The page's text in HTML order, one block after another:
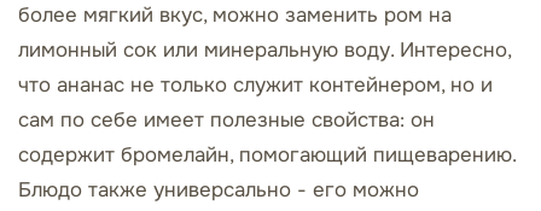
более мягкий вкус, можно заменить ром на
лимонный сок или минеральную воду. Интересно,
что ананас не только служит контейнером, но и
сам по себе имеет полезные свойства: он
содержит бромелайн, помогающий пищеварению.
Блюдо также универсально - его можно